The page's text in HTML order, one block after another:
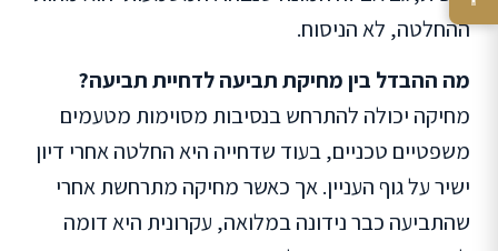
ההחלטה, לא הניסוח.
מה ההבדל בין מחיקת תביעה לדחיית תביעה?
מחיקה יכולה להתרחש בנסיבות מסוימות מטעמים
משפטיים טכניים, בעוד שדחייה היא החלטה אחרי דיון
ישיר על גוף העניין. אך כאשר מחיקה מתרחשת אחרי
שהתביעה כבר נידונה במלואה, עקרונית היא דומה